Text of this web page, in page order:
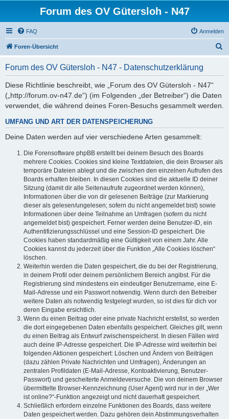
Forum des OV Gütersloh - N47
FAQ Anmelden
Foren-Übersicht
Forum des OV Gütersloh - N47 - Datenschutzerklärung
Diese Richtlinie beschreibt, wie „Forum des OV Gütersloh - N47“
(„http://forum.ov-n47.de“) (im Folgenden „der Betreiber“) die Daten
verwendet, die während deines Foren-Besuchs gesammelt werden.
UMFANG UND ART DER DATENSPEICHERUNG
Deine Daten werden auf vier verschiedene Arten gesammelt:
Die Forensoftware phpBB erstellt bei deinem Besuch des Boards
mehrere Cookies. Cookies sind kleine Textdateien, die dein Browser als
temporäre Dateien ablegt und die zwischen den einzelnen Aufrufen des
Boards erhalten bleiben. In diesen Cookies sind die aktuelle ID deiner
Sitzung (damit dir alle Seitenaufrufe zugeordnet werden können),
Informationen über die von dir gelesenen Beiträge (zur Markierung
dieser als gelesen/ungelesen; sofern du nicht angemeldet bist) sowie
Informationen über deine Teilnahme an Umfragen (sofern du nicht
angemeldet bist) gespeichert. Ferner werden deine Benutzer-ID, ein
Authentifizierungsschlüssel und eine Session-ID gespeichert. Die
Cookies haben standardmäßig eine Gültigkeit von einem Jahr. Alle
Cookies kannst du jederzeit über die Funktion „Alle Cookies löschen“
löschen.
Weiterhin werden die Daten gespeichert, die du bei der Registrierung,
in deinem Profil oder deinem persönlichem Bereich angibst. Für die
Registrierung sind mindestens ein eindeutiger Benutzername, eine E-
Mail-Adresse und ein Passwort notwendig. Wenn durch den Betreiber
weitere Daten als notwendig festgelegt wurden, so ist dies für dich vor
deren Eingabe ersichtlich.
Wenn du einen Beitrag oder eine private Nachricht erstellst, so werden
die dort eingegebenen Daten ebenfalls gespeichert. Gleiches gilt, wenn
du einen Beitrag als Entwurf zwischenspeicherst. In diesen Fällen wird
auch deine IP-Adresse gespeichert. Die IP-Adresse wird weiterhin bei
folgenden Aktionen gespeichert: Löschen und Ändern von Beiträgen
(dazu zählen Private Nachrichten und Umfragen), Änderungen an
zentralen Profildaten (E-Mail-Adresse, Kontoaktivierung, Benutzer-
Passwort) und gescheiterte Anmeldeversuche. Die von deinem Browser
übermittelte Browser-Kennzeichnung (User Agent) wird nur in der „Wer
ist online?“-Funktion angezeigt und nicht dauerhaft gespeichert.
Schließlich erfordern einzelne Funktionen des Boards, dass weitere
Daten gespeichert werden. Dazu gehören dein Abstimmungsverhalten